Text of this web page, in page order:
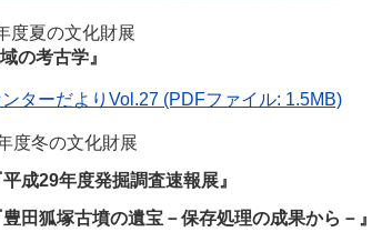
度夏の文化財展
の考古学』
ンターだよりVol.27 (PDFファイル: 1.5MB)
度冬の文化財展
平成29年度発掘調査速報展』
豊田狐塚古墳の遺宝－保存処理の成果から－』